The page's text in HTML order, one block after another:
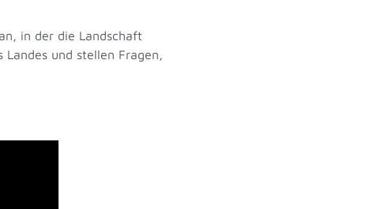
in der die Landschaft
und stellen Fragen,